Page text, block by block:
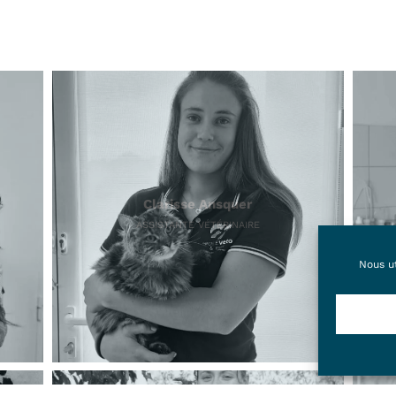
Nous
Clarisse Ansquer
ASSISTANTE VÉTÉRINAIRE